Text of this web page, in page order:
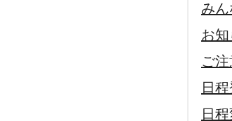
み
お
ご
日
日